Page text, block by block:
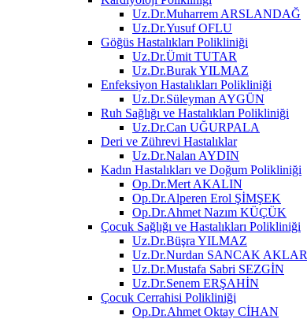
Uz.Dr.Muharrem ARSLANDAĞ
Uz.Dr.Yusuf OFLU
Göğüs Hastalıkları Polikliniği
Uz.Dr.Ümit TUTAR
Uz.Dr.Burak YILMAZ
Enfeksiyon Hastalıkları Polikliniği
Uz.Dr.Süleyman AYGÜN
Ruh Sağlığı ve Hastalıkları Polikliniği
Uz.Dr.Can UĞURPALA
Deri ve Zührevi Hastalıklar
Uz.Dr.Nalan AYDIN
Kadın Hastalıkları ve Doğum Polikliniği
Op.Dr.Mert AKALIN
Op.Dr.Alperen Erol ŞİMŞEK
Op.Dr.Ahmet Nazım KÜÇÜK
Çocuk Sağlığı ve Hastalıkları Polikliniği
Uz.Dr.Büşra YILMAZ
Uz.Dr.Nurdan SANCAK AKLAR
Uz.Dr.Mustafa Sabri SEZGİN
Uz.Dr.Senem ERŞAHİN
Çocuk Cerrahisi Polikliniği
Op.Dr.Ahmet Oktay CİHAN